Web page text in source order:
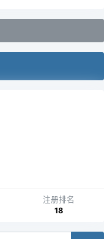
注册排名
18